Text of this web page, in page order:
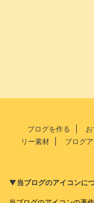
ブログを作る
リー素材
ブログ
▼当ブログのアイコンに